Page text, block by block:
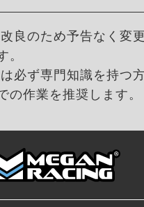
良のため予告なく変
。
必ず専門知識を持つ
の作業を推奨します。